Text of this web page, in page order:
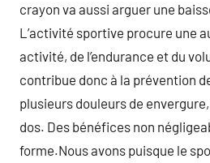
crayon va aussi arguer une
L’activité sportive procure une
activité, de l’endurance et du
contribue donc à la prévention
plusieurs douleurs de
dos. Des bénéfices non
forme.Nous avons puisque le